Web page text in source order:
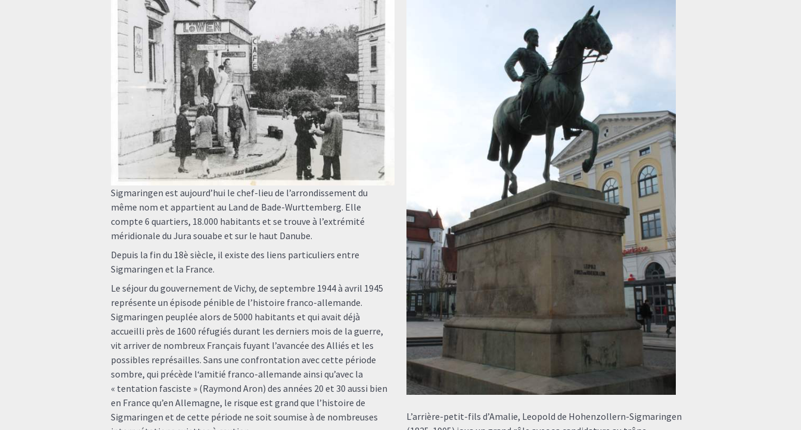
Sigmaringen est aujourd’hui le chef-lieu de l’arrondissement du
même nom et appartient au Land de Bade-Wurttemberg. Elle
compte 6 quartiers, 18.000 habitants et se trouve à l’extrémité
méridionale du Jura souabe et sur le haut Danube.
Depuis la fin du 18è siècle, il existe des liens particuliers entre
Sigmaringen et la France.
Le séjour du gouvernement de Vichy, de septembre 1944 à avril 1945
représente un épisode pénible de l’histoire franco-allemande.
Sigmaringen peuplée alors de 5000 habitants et qui avait déjà
accueilli près de 1600 réfugiés durant les derniers mois de la guerre,
vit arriver de nombreux Français fuyant l’avancée des Alliés et les
possibles représailles. Sans une confrontation avec cette période
sombre, qui précède l‘amitié franco-allemande ainsi qu’avec la
« tentation fasciste » (Raymond Aron) des années 20 et 30 aussi bien
en France qu’en Allemagne, le risque est grand que l’histoire de
Sigmaringen et de cette période ne soit soumise à de nombreuses
L’arrière-petit-fils d’Amalie, Leopold de Hohenzollern-Sigmaringen